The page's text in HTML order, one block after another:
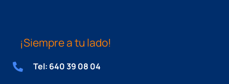
¡Siempre a tu lado!
Tel: 640 39 08 04